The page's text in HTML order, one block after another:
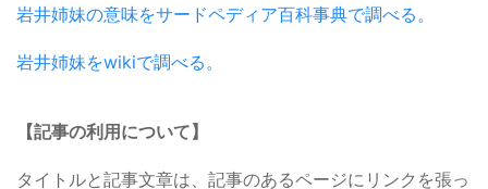
岩井姉妹の意味をサードペディア百科事典で調べる。
岩井姉妹をwikiで調べる。
【記事の利用について】
タイトルと記事文章は、記事のあるページにリンクを張っ